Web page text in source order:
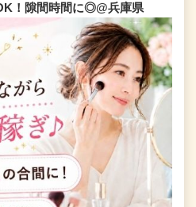
！隙間時間に◎@兵庫県